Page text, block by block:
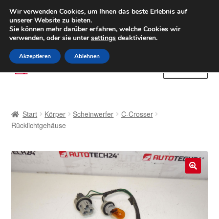
LIEFERUNG ab 6 EUR
Weltweiter Versand
(800) 500 564Mo-Fr 9-16 Uhr
Zur
Navigation
Zum
Inhalt
AGB
Beschwerdeordnung
Datenschutz-Bestimmungen
Start Körper Scheinwerfer
C-Crosser
Rücklichtgehäuse
🔍
Wir verwenden Cookies, um Ihnen das beste Erlebnis auf
unserer Website zu bieten.
Sie können mehr darüber erfahren, welche Cookies wir
verwenden, oder sie untersettings deaktivieren.
Akzeptieren Ablehnen